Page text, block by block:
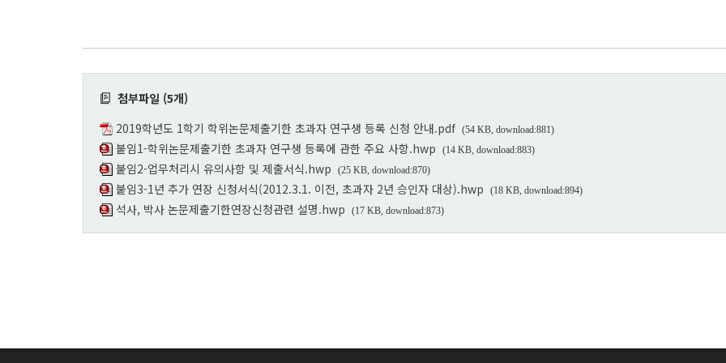
첨부파일 (5개)
2019학년도 1학기 학위논문제출기한 초과자 연구생 등록 신청 안내.pdf (54 KB, download:881)
붙임1-학위논문제출기한 초과자 연구생 등록에 관한 주요 사항.hwp (14 KB, download:883)
붙임2-업무처리시 유의사항 및 제출서식.hwp (25 KB, download:870)
붙임3-1년 추가 연장 신청서식(2012.3.1. 이전, 초과자 2년 승인자 대상).hwp (18 KB, download:894)
석사, 박사 논문제출기한연장신청관련 설명.hwp (17 KB, download:873)